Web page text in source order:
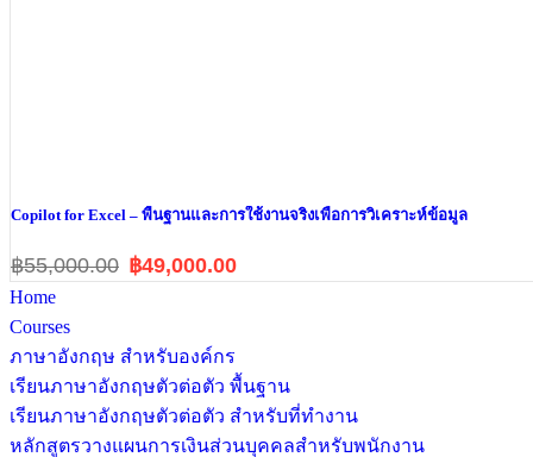
Copilot for Excel – พื้นฐานและการใช้งานจริงเพื่อการวิเคราะห์ข้อมูล
฿55,000.00 ฿49,000.00
Home
Courses
ภาษาอังกฤษ สำหรับองค์กร
เรียนภาษาอังกฤษตัวต่อตัว พื้นฐาน
เรียนภาษาอังกฤษตัวต่อตัว สำหรับที่ทำงาน
หลักสูตรวางแผนการเงินส่วนบุคคลสำหรับพนักงาน